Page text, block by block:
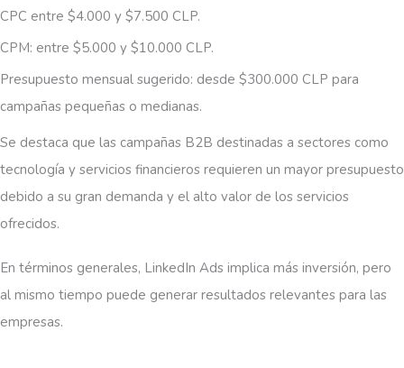
CPC entre $4.000 y $7.500 CLP.
CPM: entre $5.000 y $10.000 CLP.
Presupuesto mensual sugerido: desde $300.000 CLP para
campañas pequeñas o medianas.
Se destaca que las campañas B2B destinadas a sectores como
tecnología y servicios financieros requieren un mayor presupuesto
debido a su gran demanda y el alto valor de los servicios
ofrecidos.
En términos generales, LinkedIn Ads implica más inversión, pero
al mismo tiempo puede generar resultados relevantes para las
empresas.